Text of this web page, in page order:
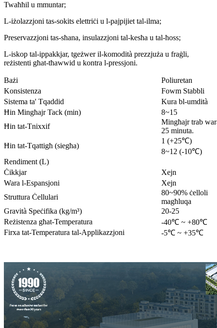
Twaħħil u mmuntar;
L-iżolazzjoni tas-sokits elettriċi u l-pajpijiet tal-ilma;
Preservazzjoni tas-sħana, insulazzjoni tal-kesħa u tal-ħoss;
L-iskop tal-ippakkjar, tgeżwer il-komodità prezzjuża u fraġli,
reżistenti għat-tħawwid u kontra l-pressjoni.
Bażi
Poliuretan
Konsistenza
Fowm Stabbli
Sistema ta' Tqaddid
Kura bl-umdità
Ħin Mingħajr Tack (min)
8~15
Ħin tat-Tnixxif
Mingħajr trab
25 minuta.
Ħin tat-Tqattigħ (siegħa)
1 (+25℃)
8~12 (-10℃)
Rendiment (L)
Ċikkjar
Xejn
Wara l-Espansjoni
Xejn
Struttura Ċellulari
80~90% ċelloli
magħluqa
Gravità Speċifika (kg/m³)
20-25
Reżistenza għat-Temperatura
-40℃ ~ +80℃
Firxa tat-Temperatura tal-Applikazzjoni
-5℃ ~ +35℃